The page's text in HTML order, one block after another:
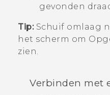
gevonden
Tip:Schuif omlaag
het scherm om
zien.
Verbinden met